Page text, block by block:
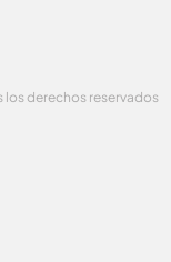
los derechos reservados